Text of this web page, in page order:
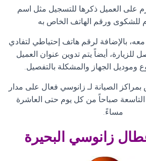
على العميل ذكرها للتسجيل مثل اسم
للشكوى ورقم الهاتف الخاص به
بالإضافة لرقم هاتف إحتياطي لتفادي
للزيارة، أيضاً يتم تدوين عنوان العميل
وموديل الجهاز والمشكلة بالتفصيل.
الصيانة لـ زانوسي فعال على مدار
صباحاً من كل يوم حتى العاشرة
مساءً.
زانوسي البحيرة